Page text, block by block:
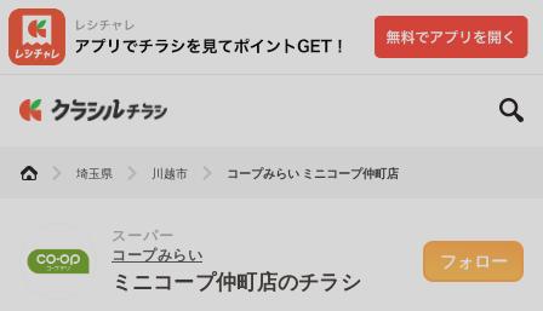
埼玉県 川越市 コープみらい ミニコープ仲町店
スーパー
コープみらい
ミニコープ仲町店のチラシ
フォロー